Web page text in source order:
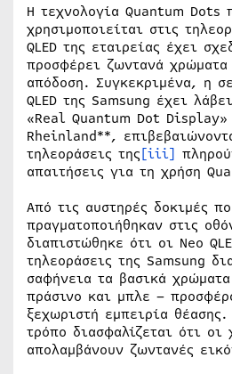
Η τεχνολογία Quantum Dots
χρησιμοποιείται στις
QLED της εταιρείας έχει
προσφέρει ζωντανά χρώματα
απόδοση. Συγκεκριμένα, η
QLED της Samsung έχει
«Real Quantum Dot Display»
Rheinland**,
τηλεοράσεις της[iii]
απαιτήσεις για τη χρήση
Από τις αυστηρές δοκιμές
πραγματοποιήθηκαν στις
διαπιστώθηκε ότι οι Neo
τηλεοράσεις της Samsung
σαφήνεια τα βασικά
πράσινο και μπλε –
ξεχωριστή εμπειρία
τρόπο διασφαλίζεται ότι οι
απολαμβάνουν ζωντανές